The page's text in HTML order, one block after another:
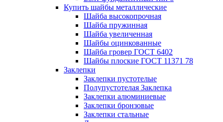
Купить шайбы металлические
Шайба высокопрочная
Шайба пружинная
Шайба увеличенная
Шайбы оцинкованные
Шайба гровер ГОСТ 6402
Шайбы плоские ГОСТ 11371 78
Заклепки
Заклепки пустотелые
Полупустотелая Заклепка
Заклепки алюминиевые
Заклепки бронзовые
Заклепки стальные